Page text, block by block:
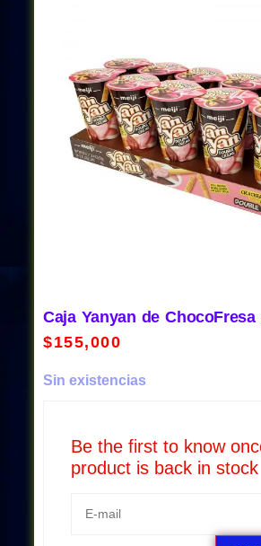
Caja Yanyan de ChocoFresa
$155,000
Sin existencias
Be the first to know
product is back in stock